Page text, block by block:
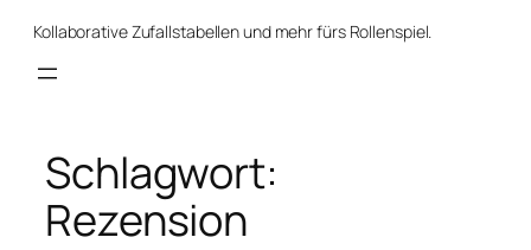
Kollaborative Zufallstabellen und mehr fürs Rollenspiel.
Schlagwort:
Rezension